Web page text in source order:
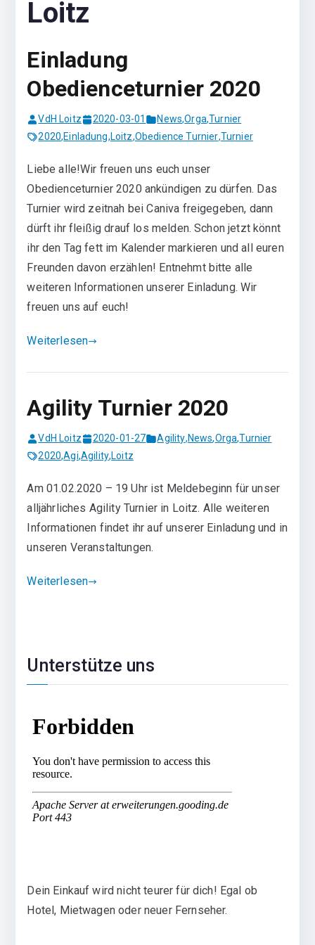
Loitz
Einladung
Obedienceturnier 2020
VdH Loitz 2020-03-01 News,Orga,Turnier
2020,Einladung,Loitz,Obedience Turnier,Turnier
Liebe alle!Wir freuen uns euch unser
Obedienceturnier 2020 ankündigen zu dürfen. Das
Turnier wird zeitnah bei Caniva freigegeben, dann
dürft ihr fleißig drauf los melden. Schon jetzt könnt
ihr den Tag fett im Kalender markieren und all euren
Freunden davon erzählen! Entnehmt bitte alle
weiteren Informationen unserer Einladung. Wir
freuen uns auf euch!
Weiterlesen
Agility Turnier 2020
VdH Loitz 2020-01-27 Agility,News,Orga,Turnier
2020,Agi,Agility,Loitz
Am 01.02.2020 – 19 Uhr ist Meldebeginn für unser
alljährliches Agility Turnier in Loitz. Alle weiteren
Informationen findet ihr auf unserer Einladung und in
unseren Veranstaltungen.
Weiterlesen
Unterstütze uns
Dein Einkauf wird nicht teurer für dich! Egal ob
Hotel, Mietwagen oder neuer Fernseher.